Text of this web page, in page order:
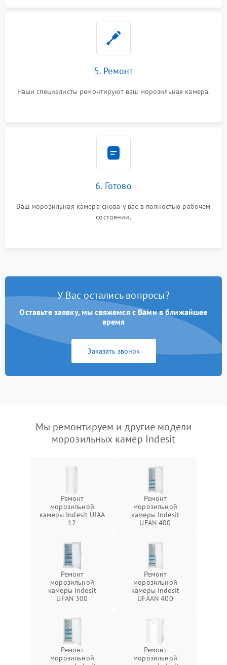
5. Ремонт
Наши специалисты ремонтируют ваш морозильная камера.
6. Готово
Ваш морозильная камера снова у вас в полностью рабочем
состоянии.
У Вас остались вопросы?
Оставьте заявку, мы свяжемся с Вами в ближайшее
время
Заказать звонок
Мы ремонтируем и другие модели
морозильных камер Indesit
Ремонт
морозильной
камеры Indesit UIAA
12
Ремонт
морозильной
камеры Indesit
UFAN 400
Ремонт
морозильной
камеры Indesit
UFAN 300
Ремонт
морозильной
камеры Indesit
UFAAN 400
Ремонт
морозильной
Ремонт
морозильной